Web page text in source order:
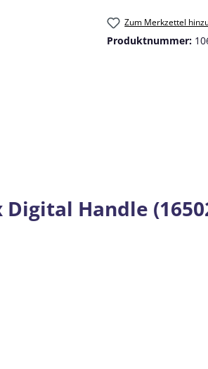
Zum Merkzettel
Produktnummer:
Handle